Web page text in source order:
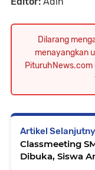
Dilarang
menayangkan
PituruhNews.com
Artikel
Classmeeting
Dibuka, Siswa